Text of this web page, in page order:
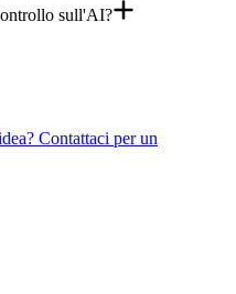
sull'AI?
Contattaci per un